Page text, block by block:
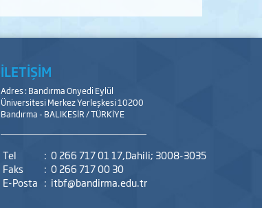
İLETİŞİM
Adres : Bandırma Onyedi Eylül
Üniversitesi Merkez Yerleşkesi 10200
Bandırma - BALIKESİR / TÜRKİYE
Tel : 0 266 717 01 17,Dahili; 3008-3035
Faks
: 0 266 717 00 30
E-Posta : itbf@bandirma.edu.tr